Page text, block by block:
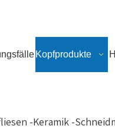
Kopfprodukte
-Keramik -